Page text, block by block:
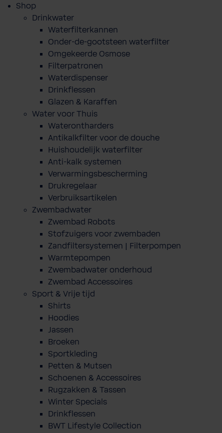
Shop
Drinkwater
Waterfilterkannen
Onder-de-gootsteen waterfilter
Omgekeerde Osmose
Filterpatronen
Waterdispenser
Drinkflessen
Glazen & Karaffen
Water voor Thuis
Waterontharders
Antikalkfilter voor de douche
Huishoudelijk waterfilter
Anti-kalk systemen
Verwarmingsbescherming
Drukregelaar
Verbruiksartikelen
Zwembadwater
Zwembad Robots
Stofzuigers voor zwembaden
Zandfiltersystemen | Filterpompen
Warmtepompen
Zwembadwater onderhoud
Zwembad Accessoires
Sport & Vrije tijd
Shirts
Hoodies
Jassen
Broeken
Sportkleding
Petten & Mutsen
Schoenen & Accessoires
Rugzakken & Tassen
Winter Specials
Drinkflessen
BWT Lifestyle Collection